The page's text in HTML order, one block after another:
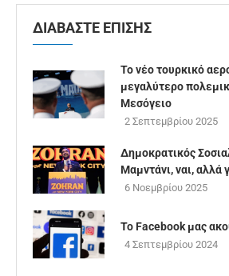
ΔΙΑΒΑΣΤΕ ΕΠΙΣΗΣ
Το νέο τουρκικό
μεγαλύτερο
Μεσόγειο
2 Σεπτεμβρίου 2025
Δημοκρατικός
Μαμντάνι, ναι, αλλά
6 Νοεμβρίου 2025
Το Facebook μας
4 Σεπτεμβρίου 2024